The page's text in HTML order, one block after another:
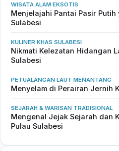
WISATA ALAM EKSOTIS
Menjelajahi Pantai Pasir
Sulabesi
KULINER KHAS SULABESI
Nikmati Kelezatan Hidangan
Sulabesi
PETUALANGAN LAUT MENANTANG
Menyelam di Perairan Jernih
SEJARAH & WARISAN TRADISIONAL
Mengenal Jejak Sejarah dan
Pulau Sulabesi